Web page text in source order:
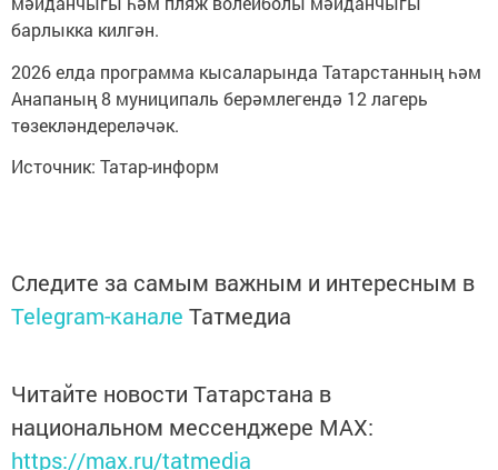
барлыкка килгән.
2026 елда программа кысаларында Татарстанның һәм
Анапаның 8 муниципаль берәмлегендә 12 лагерь
төзекләндереләчәк.
Источник: Татар-информ
Следите за самым важным и интересным в
Telegram-канале Татмедиа
Читайте новости Татарстана в
национальном мессенджере MАХ:
https://max.ru/tatmedia